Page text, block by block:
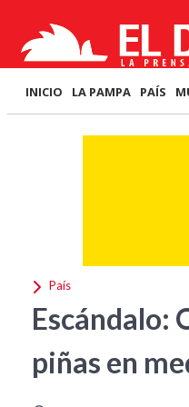
INICIO LA PAMPA PAÍS
País
Escándalo:
piñas en